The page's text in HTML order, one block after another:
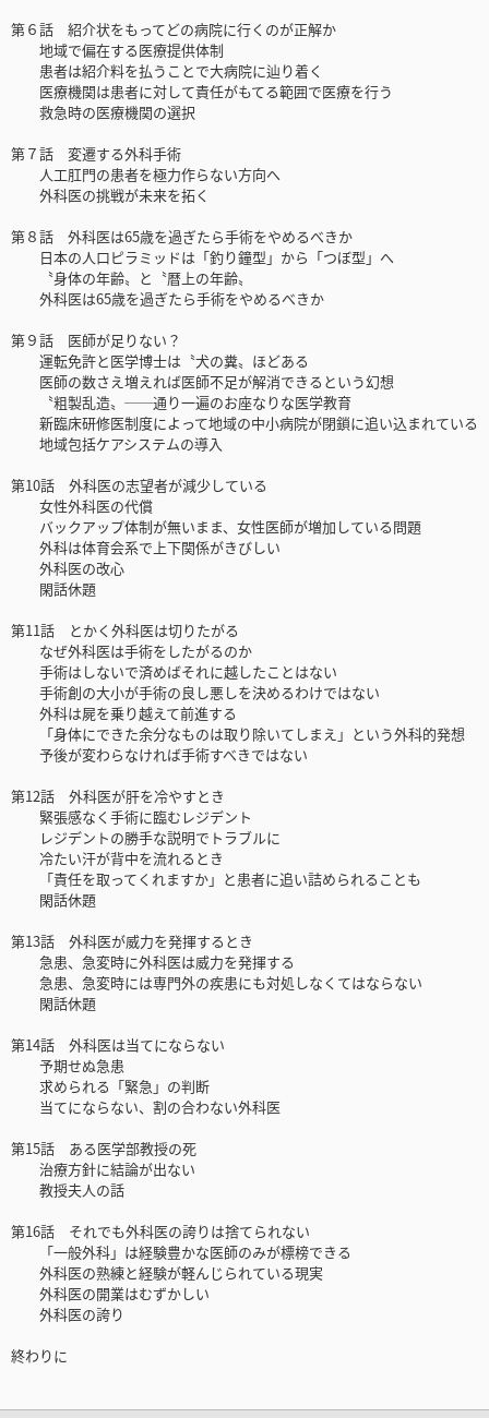
第６話 紹介状をもってどの病院に行くのが正解か
地域で偏在する医療提供体制
患者は紹介料を払うことで大病院に辿り着く
医療機関は患者に対して責任がもてる範囲で医療を行う
救急時の医療機関の選択
第７話 変遷する外科手術
人工肛門の患者を極力作らない方向へ
外科医の挑戦が未来を拓く
第８話 外科医は65歳を過ぎたら手術をやめるべきか
日本の人口ピラミッドは「釣り鐘型」から「つぼ型」へ
〝身体の年齢〟と〝暦上の年齢〟
外科医は65歳を過ぎたら手術をやめるべきか
第９話 医師が足りない？
運転免許と医学博士は〝犬の糞〟ほどある
医師の数さえ増えれば医師不足が解消できるという幻想
〝粗製乱造〟──通り一遍のお座なりな医学教育
新臨床研修医制度によって地域の中小病院が閉鎖に追い込まれている
地域包括ケアシステムの導入
第10話 外科医の志望者が減少している
女性外科医の代償
バックアップ体制が無いまま、女性医師が増加している問題
外科は体育会系で上下関係がきびしい
外科医の改心
閑話休題
第11話 とかく外科医は切りたがる
なぜ外科医は手術をしたがるのか
手術はしないで済めばそれに越したことはない
手術創の大小が手術の良し悪しを決めるわけではない
外科は屍を乗り越えて前進する
「身体にできた余分なものは取り除いてしまえ」という外科的発想
予後が変わらなければ手術すべきではない
第12話 外科医が肝を冷やすとき
緊張感なく手術に臨むレジデント
レジデントの勝手な説明でトラブルに
冷たい汗が背中を流れるとき
「責任を取ってくれますか」と患者に追い詰められることも
閑話休題
第13話 外科医が威力を発揮するとき
急患、急変時に外科医は威力を発揮する
急患、急変時には専門外の疾患にも対処しなくてはならない
閑話休題
第14話 外科医は当てにならない
予期せぬ急患
求められる「緊急」の判断
当てにならない、割の合わない外科医
第15話 ある医学部教授の死
治療方針に結論が出ない
教授夫人の話
第16話 それでも外科医の誇りは捨てられない
「一般外科」は経験豊かな医師のみが標榜できる
外科医の熟練と経験が軽んじられている現実
外科医の開業はむずかしい
外科医の誇り
終わりに